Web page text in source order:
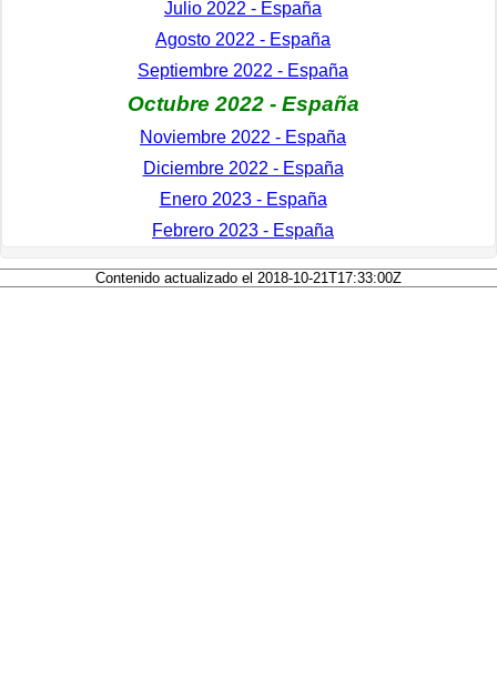
Julio 2022 - España
Agosto 2022 - España
Septiembre 2022 - España
Octubre 2022 - España
Noviembre 2022 - España
Diciembre 2022 - España
Enero 2023 - España
Febrero 2023 - España
Contenido actualizado el 2018-10-21T17:33:00Z